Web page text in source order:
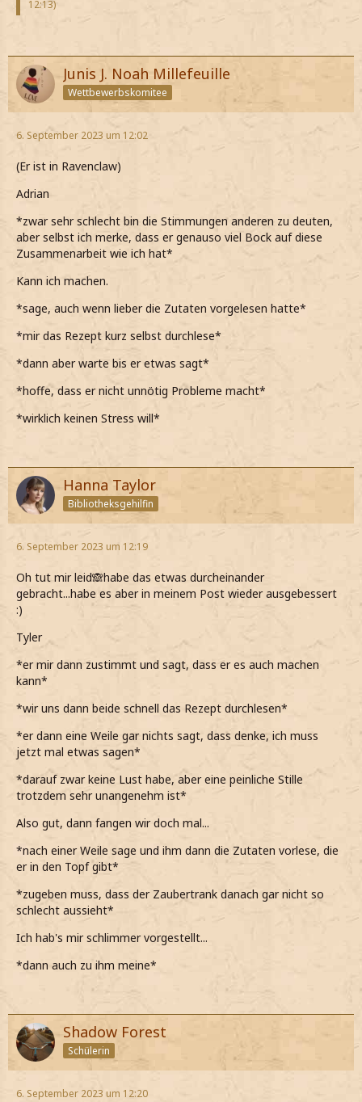
12:13)
Junis J. Noah Millefeuille
Wettbewerbskomitee
6. September 2023 um 12:02
(Er ist in Ravenclaw)
Adrian
*zwar sehr schlecht bin die Stimmungen anderen zu deuten,
aber selbst ich merke, dass er genauso viel Bock auf diese
Zusammenarbeit wie ich hat*
Kann ich machen.
*sage, auch wenn lieber die Zutaten vorgelesen hatte*
*mir das Rezept kurz selbst durchlese*
*dann aber warte bis er etwas sagt*
*hoffe, dass er nicht unnötig Probleme macht*
*wirklich keinen Stress will*
Hanna Taylor
Bibliotheksgehilfin
6. September 2023 um 12:19
Oh tut mir leid🙈habe das etwas durcheinander
gebracht...habe es aber in meinem Post wieder ausgebessert
:)
Tyler
*er mir dann zustimmt und sagt, dass er es auch machen
kann*
*wir uns dann beide schnell das Rezept durchlesen*
*er dann eine Weile gar nichts sagt, dass denke, ich muss
jetzt mal etwas sagen*
*darauf zwar keine Lust habe, aber eine peinliche Stille
trotzdem sehr unangenehm ist*
Also gut, dann fangen wir doch mal...
*nach einer Weile sage und ihm dann die Zutaten vorlese, die
er in den Topf gibt*
*zugeben muss, dass der Zaubertrank danach gar nicht so
schlecht aussieht*
Ich hab's mir schlimmer vorgestellt...
*dann auch zu ihm meine*
Shadow Forest
Schülerin
6. September 2023 um 12:20